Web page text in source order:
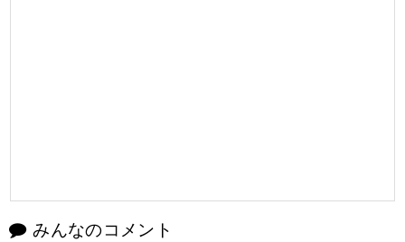
みんなのコメント